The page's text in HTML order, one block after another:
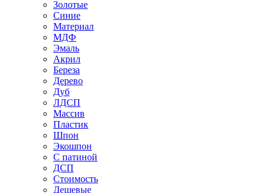
Золотые
Синие
Материал
МДФ
Эмаль
Акрил
Береза
Дерево
Дуб
ЛДСП
Массив
Пластик
Шпон
Экошпон
С патиной
ДСП
Стоимость
Дешевые